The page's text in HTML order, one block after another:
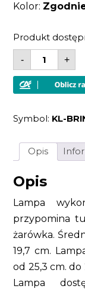
Kolor:
Produkt
-
ilość
Lampa
sufitowa
wisząca
vintage
+
Symbol: KL-
Opis
Opis
Lampa
przypomina
żarówka.
19,7 cm.
od 25,3 cm. do
Lampa